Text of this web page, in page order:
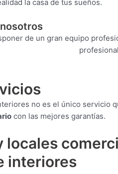
la casa de tus sueños.
de un gran equipo
no es el único servicio
con las mejores garantías.
locales
interiores